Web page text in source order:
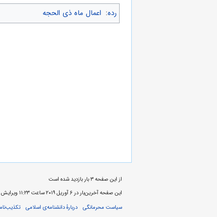
رده: اعمال ماه ذی الحجه
از این صفحه ۳ بار بازدید شده است
این صفحه آخرین‌بار در ‏۶ آوریل ۲۰۱۹ ساعت ‏۱۱:۲۳ ویرایش شده‌است.
سیاست محرمانگی
دربارهٔ دانشنامه‌ی اسلامی